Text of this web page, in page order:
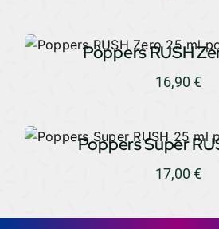
Poppers RUSH
16,90 €
Poppers Super
17,00 €